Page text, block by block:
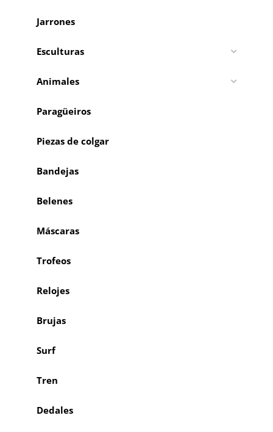
Jarrones
Esculturas
Animales
Paragüeiros
Piezas de colgar
Bandejas
Belenes
Máscaras
Trofeos
Relojes
Brujas
Surf
Tren
Dedales